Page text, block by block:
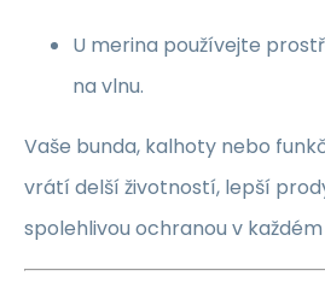
U merina používejte
na vlnu.
Vaše bunda, kalhoty nebo
vrátí delší životností, lepší
spolehlivou ochranou v